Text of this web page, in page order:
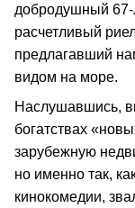
добродушный 67-
расчетливый
предлагавший
видом на море.
Наслушавшись,
богатствах
зарубежную
но именно так,
кинокомедии,